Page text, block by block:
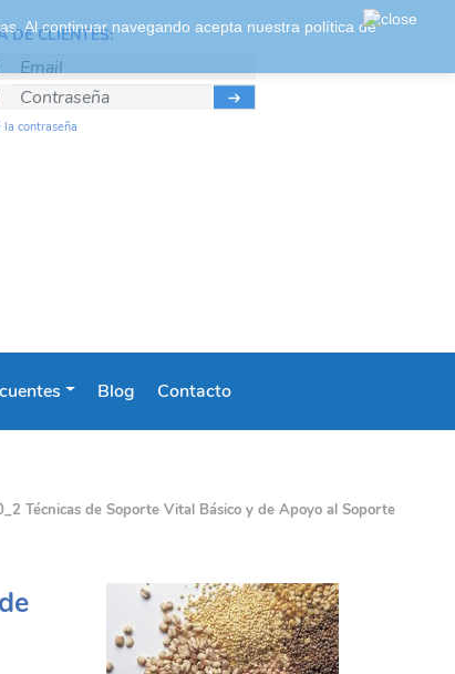
DE CLIENTES:
la contraseña
Blog Contacto
Técnicas de Soporte Vital Básico y de Apoyo al Soporte
Al continuar navegando acepta nuestra política de